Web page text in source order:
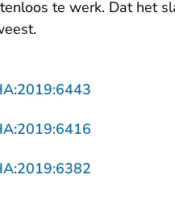
te werk. Dat het